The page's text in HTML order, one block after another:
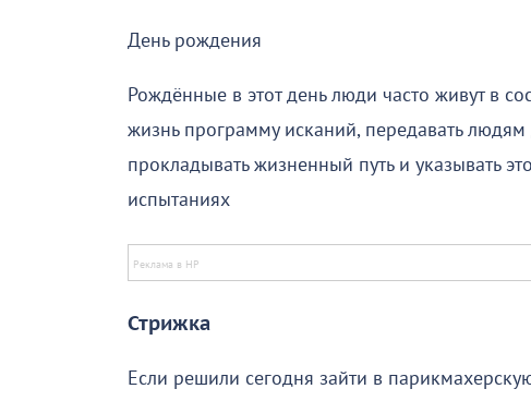
День рождения
Рождённые в этот день люди часто живут в
жизнь программу исканий, передавать людям
прокладывать жизненный путь и указывать
испытаниях
Стрижка
Если решили сегодня зайти в